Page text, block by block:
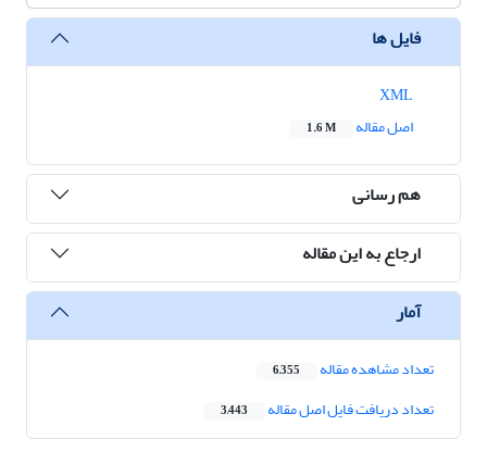
فایل ها
اصل مقاله
1.6 M
هم رسانی
ارجاع به این مقاله
آمار
تعداد مشاهده مقاله 6,355
تعداد دریافت فایل اصل مقاله 3,443